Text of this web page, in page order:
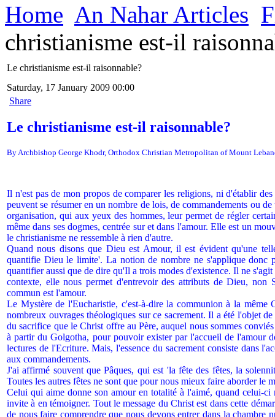
Home An Nahar Articles
christianisme est-il
Le christianisme est-il raisonnable?
Saturday, 17 January 2009 00:00
Share
Le christianisme est-il raisonnable?
By Archbishop George Khodr, Orthodox Christian Metropolitan of Mount
Il n'est pas de mon propos de comparer les religions, ni d'établir
peuvent se résumer en un nombre de lois, de commandements ou
organisation, qui aux yeux des hommes, leur permet de régler
même dans ses dogmes, centrée sur et dans l'amour. Elle est un
le christianisme ne ressemble à rien d'autre.
Quand nous disons que Dieu est Amour, il est évident qu'une
quantifie Dieu le limite'. La notion de nombre ne s'applique
quantifier aussi que de dire qu'Il a trois modes d'existence. Il ne
contexte, elle nous permet d'entrevoir des attributs de Dieu, non
commun est l'amour.
Le Mystère de l'Eucharistie, c'est-à-dire la communion à la même
nombreux ouvrages théologiques sur ce sacrement. Il a été l'objet
du sacrifice que le Christ offre au Père, auquel nous sommes
à partir du Golgotha, pour pouvoir exister par l'accueil de l'amour
lectures de l'Ecriture. Mais, l'essence du sacrement consiste dans
aux commandements.
J'ai affirmé souvent que Pâques, qui est 'la fête des fêtes, la
Toutes les autres fêtes ne sont que pour nous mieux faire aborder le
Celui qui aime donne son amour en totalité à l'aimé, quand celui-
invite à en témoigner. Tout le message du Christ est dans cette
de nous faire comprendre que nous devons entrer dans la chambre